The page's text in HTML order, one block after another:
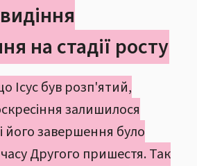
на стадії росту
Ісус був розп'ятий,
залишилося
його завершення було
Другого пришестя. Так